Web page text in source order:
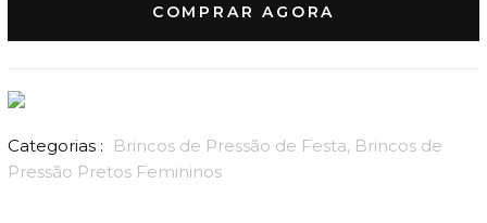
COMPRAR AGORA
Categorias : Brincos de Pressão de Festa, Brincos de
Pressão Pretos Femininos